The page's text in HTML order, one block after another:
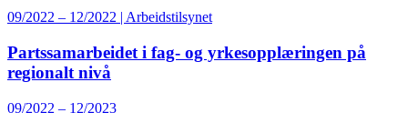
09/2022 – 12/2022 | Arbeidstilsynet
Partssamarbeidet i fag- og yrkesopplæringen på
regionalt nivå
09/2022 – 12/2023